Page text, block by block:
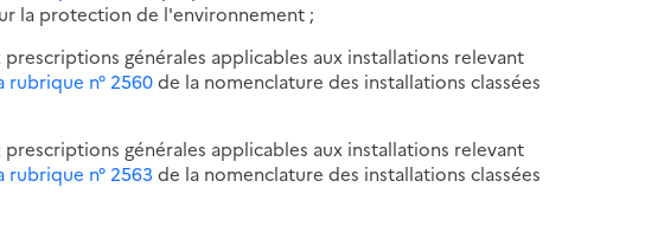
la protection de l'environnement ;
prescriptions générales applicables aux installations relevant
rubrique n° 2560de la nomenclature des installations classées
prescriptions générales applicables aux installations relevant
rubrique n° 2563 de la nomenclature des installations classées